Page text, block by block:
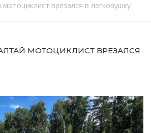
врезался в легковушку
МОТОЦИКЛИСТ ВРЕЗАЛСЯ